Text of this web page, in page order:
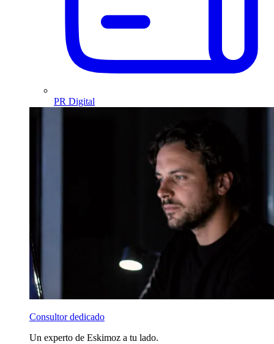
PR Digital
Consultor dedicado
Un experto de Eskimoz a tu lado.